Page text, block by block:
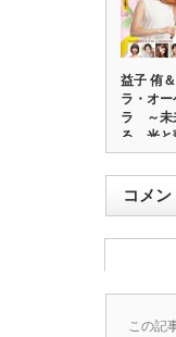
益子 侑
ラ・オー
ラ ～未
る、光
～
コメン
この記